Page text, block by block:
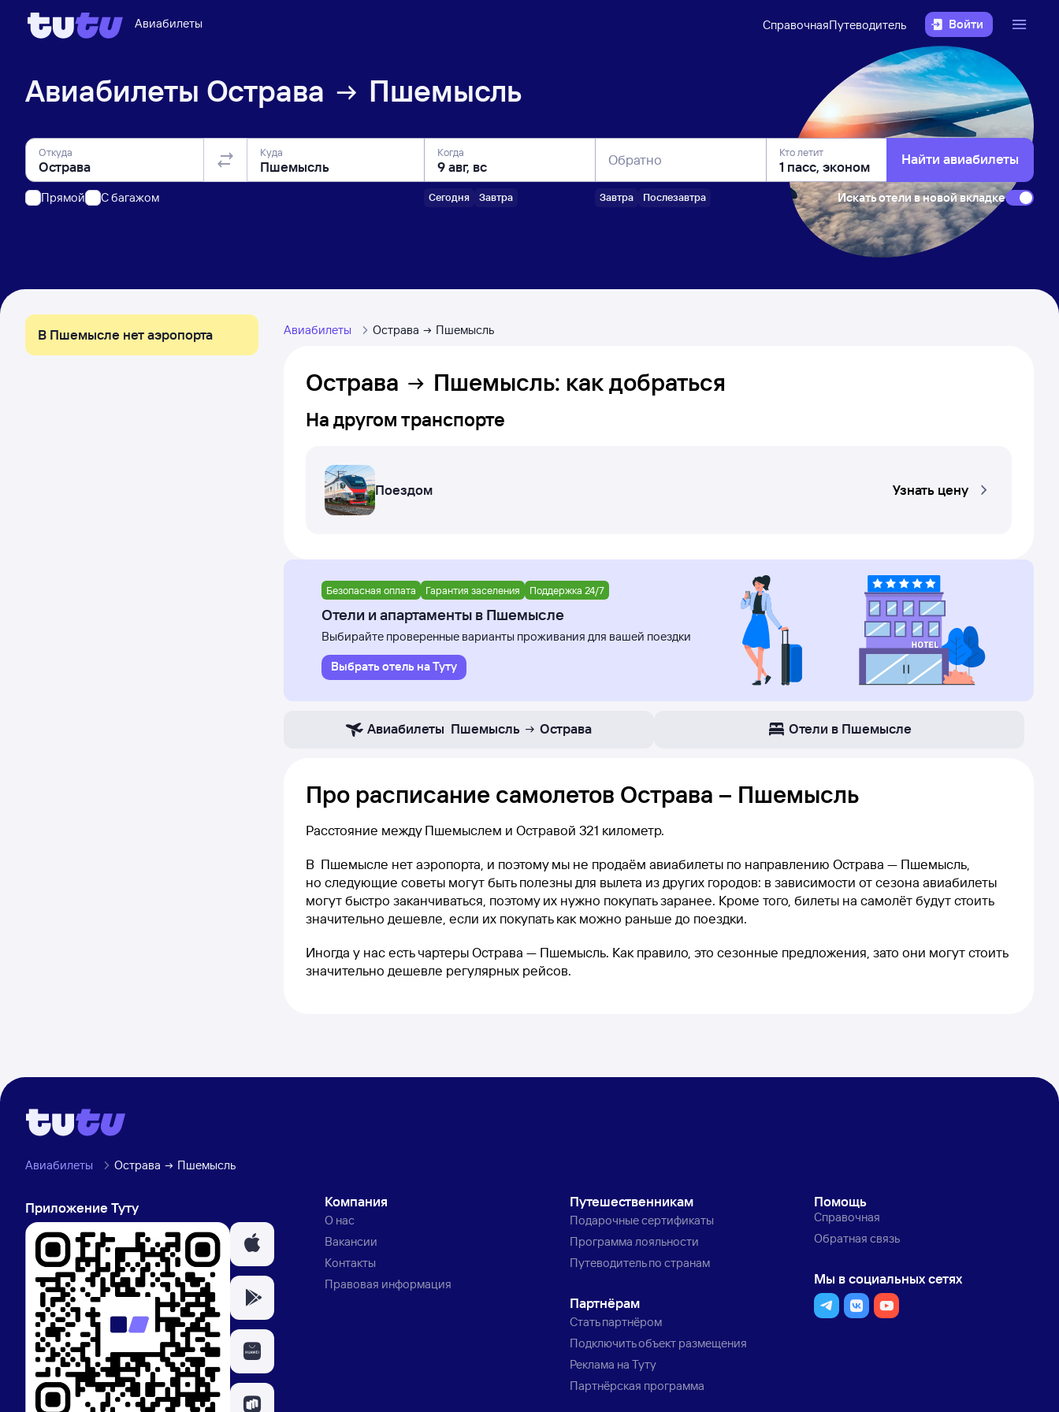
Авиабилеты СправочнаяПутеводитель Войти
Авиабилеты Острава Пшемысль
Откуда
Прямой C багажом
Куда Когда
Сегодня Завтра
Обратно
Завтра Послезавтра
Кто летит Найти авиабилеты
Искать отели в новой вкладке
В Пшемысле нет аэропорта Авиабилеты Острава Пшемысль
Острава Пшемысль: как добраться
На другом транспорте
Поездом Узнать цену
Безопасная оплата Гарантия заселения Поддержка 24/7
Отели и апартаменты в Пшемысле
Выбирайте проверенные варианты проживания для вашей поездки
Выбрать отель на Туту
Авиабилеты Пшемысль Острава Отели в Пшемысле
Про расписание самолетов Острава – Пшемысль
Расстояние между Пшемыслем и Остравой 321 километр.
В Пшемысле нет аэропорта, и поэтому мы не продаём авиабилеты по направлению Острава — Пшемысль,
но следующие советы могут быть полезны для вылета из других городов: в зависимости от сезона авиабилеты
могут быстро заканчиваться, поэтому их нужно покупать заранее. Кроме того, билеты на самолёт будут стоить
значительно дешевле, если их покупать как можно раньше до поездки.
Иногда у нас есть чартеры Острава — Пшемысль. Как правило, это сезонные предложения, зато они могут стоить
значительно дешевле регулярных рейсов.
Авиабилеты Острава Пшемысль
Приложение Туту Компания
О нас
Вакансии
Контакты
Правовая информация
Путешественникам
Подарочные сертификаты
Программа лояльности
Путеводитель по странам
Партнёрам
Стать партнёром
Подключить объект размещения
Реклама на Туту
Партнёрская программа
Помощь
Справочная
Обратная связь
Мы в социальных сетях